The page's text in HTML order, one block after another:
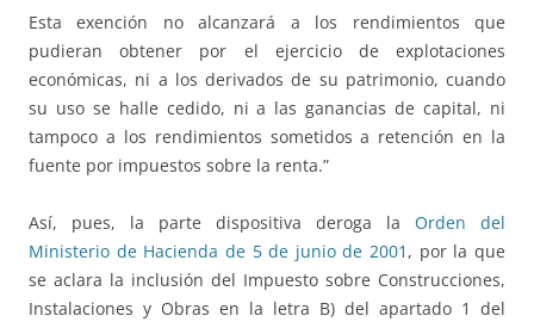
Esta exención no alcanzará a los rendimientos que
pudieran obtener por el ejercicio de explotaciones
económicas, ni a los derivados de su patrimonio, cuando
su uso se halle cedido, ni a las ganancias de capital, ni
tampoco a los rendimientos sometidos a retención en la
fuente por impuestos sobre la renta.”
Así, pues, la parte dispositiva deroga la Orden del
Ministerio de Hacienda de 5 de junio de 2001 , por la que
se aclara la inclusión del Impuesto sobre Construcciones,
Instalaciones y Obras en la letra B) del apartado 1 del